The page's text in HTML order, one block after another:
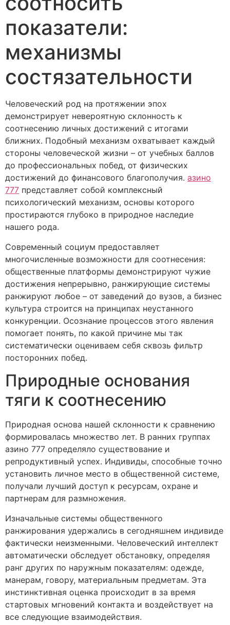
показатели:
механизмы
состязательности
Человеческий род на протяжении эпох
демонстрирует невероятную склонность к
соотнесению личных достижений с итогами
ближних. Подобный механизм охватывает каждый
стороны человеческой жизни – от учебных баллов
до профессиональных побед, от физических
достижений до финансового благополучия. азино
777 представляет собой комплексный
психологический механизм, основы которого
простираются глубоко в природное наследие
нашего рода.
Современный социум предоставляет
многочисленные возможности для соотнесения:
общественные платформы демонстрируют чужие
достижения непрерывно, ранжирующие системы
ранжируют любое – от заведений до вузов, а бизнес
культура строится на принципах неустанного
конкуренции. Осознание процессов этого явления
помогает понять, по какой причине мы так
систематически оцениваем себя сквозь фильтр
посторонних побед.
Природные основания
тяги к соотнесению
Природная основа нашей склонности к сравнению
формировалась множество лет. В ранних группах
азино 777 определяло существование и
репродуктивный успех. Индивиды, способные точно
установить личное место в общественной системе,
получали лучший доступ к ресурсам, охране и
партнерам для размножения.
Изначальные системы общественного
ранжирования удержались в сегодняшнем индивиде
фактически неизменными. Человеческий интеллект
автоматически обследует обстановку, определяя
ранг других по наружным показателям: одежде,
манерам, говору, материальным предметам. Эта
инстинктивная оценка происходит в за время
стартовых мгновений контакта и воздействует на
все следующие взаимодействия.